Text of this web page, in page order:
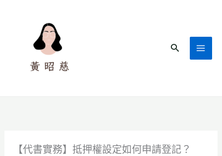
搜
【代書實務】抵押權設定如何申請登記？